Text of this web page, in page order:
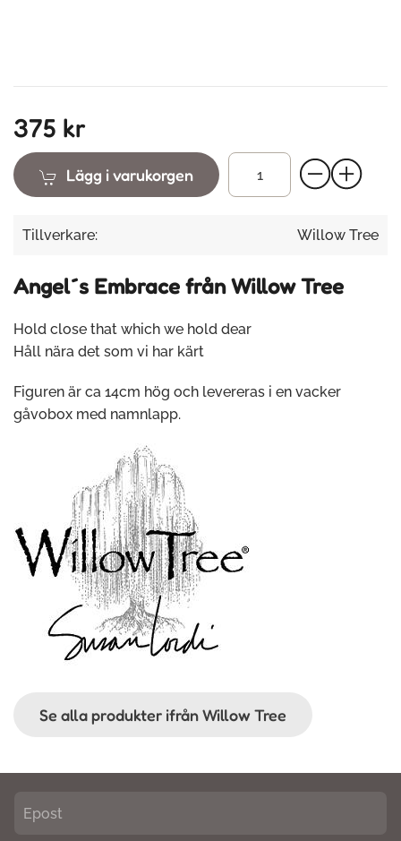
375 kr
Lägg i varukorgen
Tillverkare: Willow Tree
Angel´s Embrace från Willow Tree
Hold close that which we hold dear
Håll nära det som vi har kärt
Figuren är ca 14cm hög och levereras i en vacker
gåvobox med namnlapp.
Se alla produkter ifrån Willow Tree